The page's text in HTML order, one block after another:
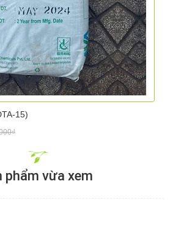
15)
phẩm vừa xem